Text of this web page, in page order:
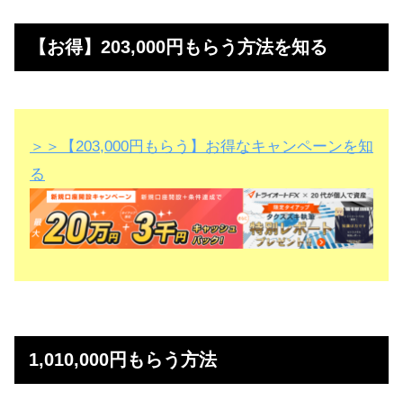
【お得】203,000円もらう方法を知る
＞＞【203,000円もらう】お得なキャンペーンを知
る
1,010,000円もらう方法